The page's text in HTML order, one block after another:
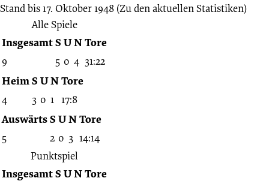
Stand bis 17. Oktober 1948 (Zu den aktuellen Statistiken)
Alle Spiele
InsgesamtS UNTore
9 5 0 4 31:22
HeimS UNTore
4 3 0 1 17:8
AuswärtsS UNTore
5 2 0 3 14:14
Punktspiel
InsgesamtS UNTore